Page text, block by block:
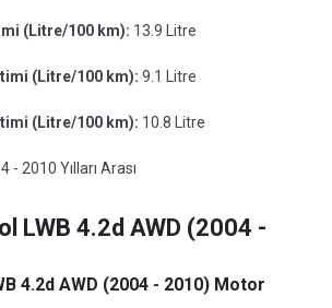
(Litre/100 km): 13.9 Litre
(Litre/100 km): 9.1 Litre
(Litre/100 km): 10.8 Litre
- 2010 Yılları Arası
LWB 4.2d AWD (2004 -
4.2d AWD (2004 - 2010) Motor